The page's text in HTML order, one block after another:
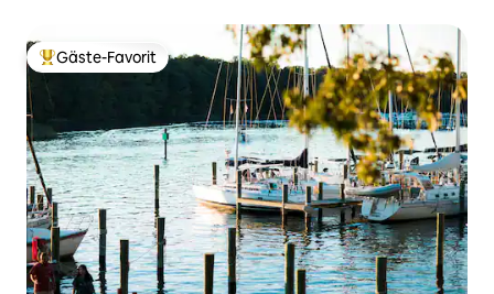
Beliebter Gäste-Favorit.
Gäste-Favorit